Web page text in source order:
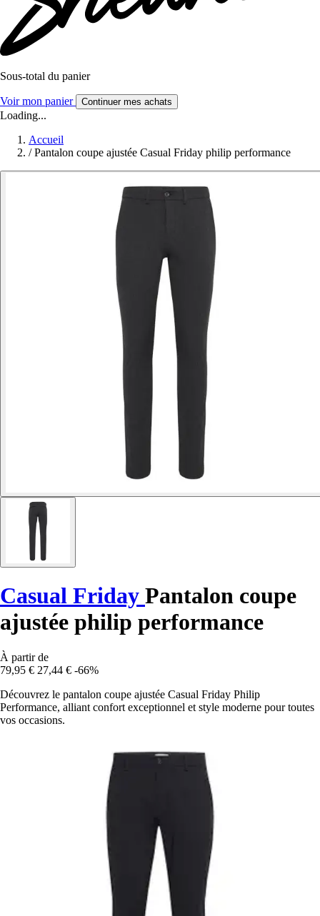
Sous-total du panier
Voir mon panier Continuer mes achats
Loading...
Accueil
/ Pantalon coupe ajustée Casual Friday philip performance
Casual Friday Pantalon coupe
ajustée philip performance
À partir de
79,95 € 27,44 € -66%
Découvrez le pantalon coupe ajustée Casual Friday Philip
Performance, alliant confort exceptionnel et style moderne pour toutes
vos occasions.